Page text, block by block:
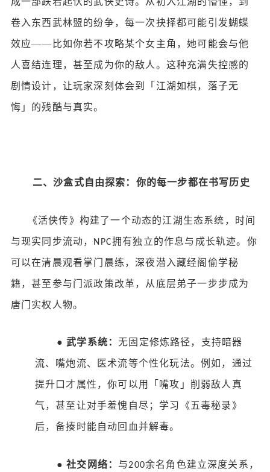
卷入东西武林盟的纷争，每一次抉择都可能引发蝴蝶
效应——比如你若不攻略某个女主角，她可能会与他
人喜结连理，甚至成为你的敌人。这种充满失控感的
剧情设计，让玩家深刻体会到「江湖如棋，落子无
悔」的残酷与真实。
二、沙盒式自由探索：你的每一步都在书写历史
《活侠传》构建了一个动态的江湖生态系统，时间
与现实同步流动， NPC拥有独立的作息与成长轨迹。你
可以在清晨观看掌门晨练，深夜潜入藏经阁偷学秘
籍，甚至参与门派政策改革，从底层弟子一步步成为
唐门实权人物。
● 武学系统：无固定修炼路径，支持暗器
流、嘴炮流、医术流等个性化玩法。例如，通过
提升口才属性，你可以用「嘴攻」削弱敌人真
气，甚至让对手羞愧自尽；学习《五毒秘录》
后，备揍时能自动回血并解毒。
● 社交网络： 与200余名角色建立深度关系，